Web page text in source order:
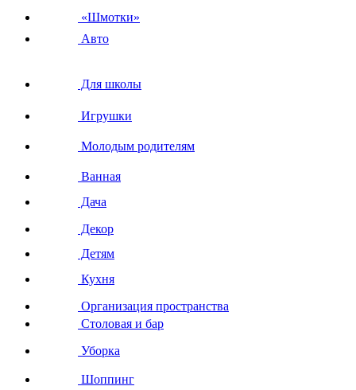
«Шмотки»
Авто
Для школы
Игрушки
Молодым родителям
Ванная
Дача
Декор
Детям
Кухня
Организация пространства
Столовая и бар
Уборка
Шоппинг